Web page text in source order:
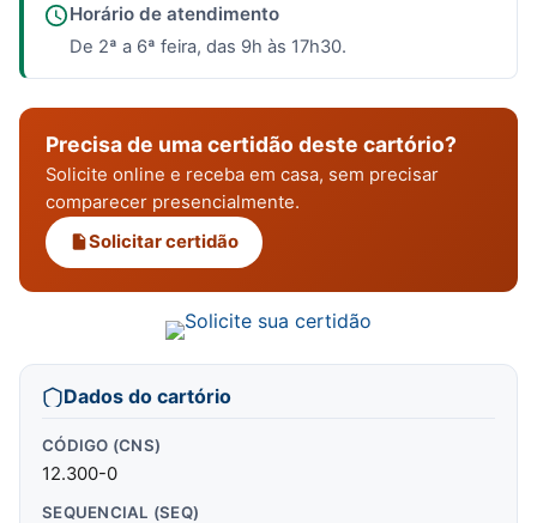
Horário de atendimento
De 2ª a 6ª feira, das 9h às 17h30.
Precisa de uma certidão deste cartório?
Solicite online e receba em casa, sem precisar
comparecer presencialmente.
Solicitar certidão
Dados do cartório
CÓDIGO (CNS)
12.300-0
SEQUENCIAL (SEQ)